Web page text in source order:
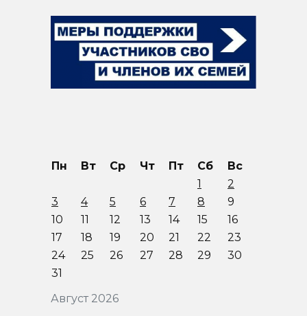
Август 2026
Пн Вт Ср Чт Пт Сб
Вс
1
2
3
4 5 6 7 8
9
10
11 12 13 14 15
16
17
18 19 20 21 22
23
24
25 26 27 28 29
30
31